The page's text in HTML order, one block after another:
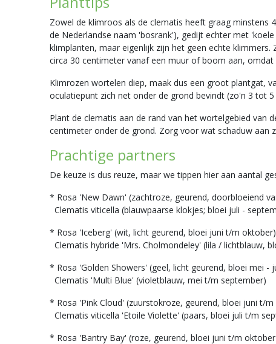
Zowel de klimroos als de clematis heeft graag minstens
de Nederlandse naam 'bosrank'), gedijt echter met
klimplanten, maar eigenlijk zijn het geen echte
circa 30 centimeter vanaf een muur of boom aan,
Klimrozen wortelen diep, maak dus een groot plantgat,
oculatiepunt zich net onder de grond bevindt (zo'n 3 tot
Plant de clematis aan de rand van het wortelgebied van
centimeter onder de grond. Zorg voor wat schaduw aan
Prachtige partners
De keuze is dus reuze, maar we tippen hier aan aantal
* Rosa 'New Dawn' (zachtroze, geurend, doorbloeiend
Clematis viticella (blauwpaarse klokjes; bloei juli -
* Rosa 'Iceberg' (wit, licht geurend, bloei juni t/m
Clematis hybride 'Mrs. Cholmondeley' (lila / lichtblauw,
* Rosa 'Golden Showers' (geel, licht geurend, bloei mei -
Clematis 'Multi Blue' (violetblauw, mei t/m september)
* Rosa 'Pink Cloud' (zuurstokroze, geurend, bloei juni t/
Clematis viticella 'Etoile Violette' (paars, bloei juli t/m
* Rosa 'Bantry Bay' (roze, geurend, bloei juni t/m